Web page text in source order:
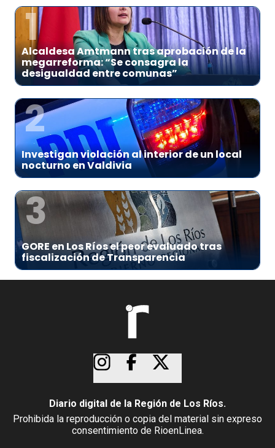
1
Alcaldesa Amtmann tras aprobación de la
megarreforma: “Se consagra la
desigualdad entre comunas”
2
Investigan violación al interior de un local
nocturno en Valdivia
3
GORE en Los Ríos el peor evaluado tras
fiscalización de Transparencia
Diario digital de la Región de Los Ríos.
Prohibida la reproducción o copia del material sin expreso
consentimiento de RioenLinea.